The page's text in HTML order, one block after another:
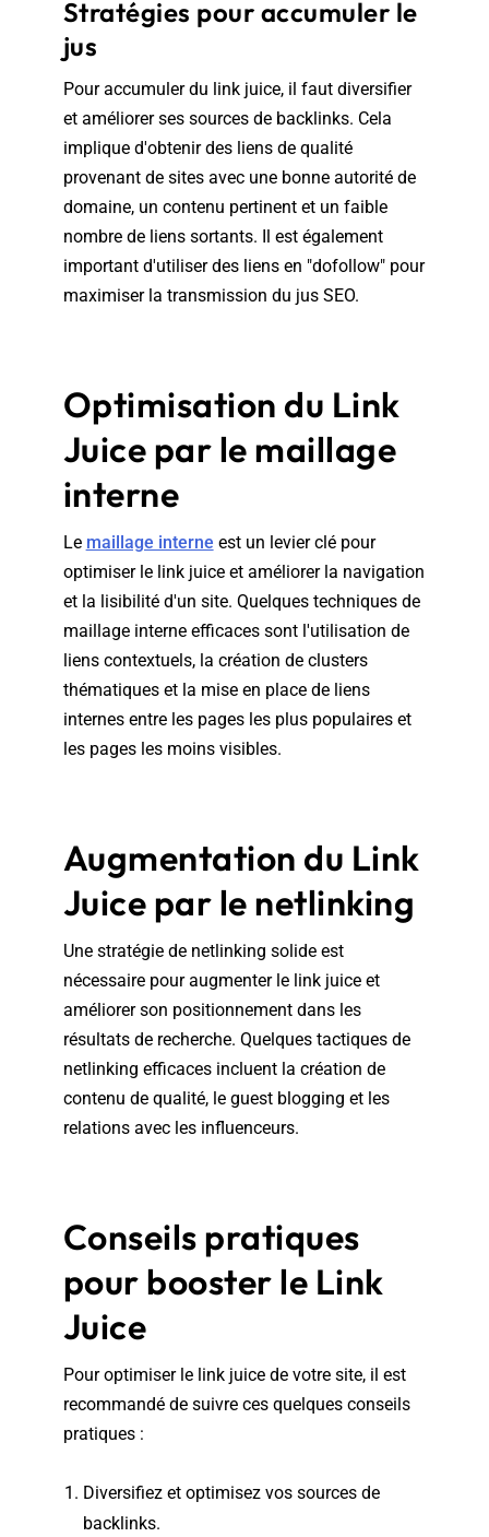
Stratégies pour accumuler le
jus
Pour accumuler du link juice, il faut diversifier
et améliorer ses sources de backlinks. Cela
implique d'obtenir des liens de qualité
provenant de sites avec une bonne autorité de
domaine, un contenu pertinent et un faible
nombre de liens sortants. Il est également
important d'utiliser des liens en "dofollow" pour
maximiser la transmission du jus SEO.
Optimisation du Link
Juice par le maillage
interne
Le maillage interne est un levier clé pour
optimiser le link juice et améliorer la navigation
et la lisibilité d'un site. Quelques techniques de
maillage interne efficaces sont l'utilisation de
liens contextuels, la création de clusters
thématiques et la mise en place de liens
internes entre les pages les plus populaires et
les pages les moins visibles.
Augmentation du Link
Juice par le netlinking
Une stratégie de netlinking solide est
nécessaire pour augmenter le link juice et
améliorer son positionnement dans les
résultats de recherche. Quelques tactiques de
netlinking efficaces incluent la création de
contenu de qualité, le guest blogging et les
relations avec les influenceurs.
Conseils pratiques
pour booster le Link
Juice
Pour optimiser le link juice de votre site, il est
recommandé de suivre ces quelques conseils
pratiques :
Diversifiez et optimisez vos sources de
backlinks.